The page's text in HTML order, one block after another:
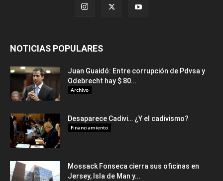
NOTICIAS POPULARES
Juan Guaidó: Entre corrupción de Pdvsa y
Odebrecht hay $ 80...
Archivo
Desaparece Cadivi… ¿Y el cadivismo?
Financiamiento
Mossack Fonseca cierra sus oficinas en
Jersey, Isla de Man y...